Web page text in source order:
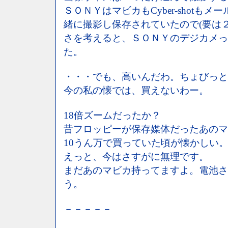
ＳＯＮＹはマビカもCyber-shotもメ
緒に撮影し保存されていたので(要は
さを考えると、ＳＯＮＹのデジカメ
た。
・・・でも、高いんだわ。ちょびっ
今の私の懐では、買えないわー。
18倍ズームだったか？
昔フロッピーが保存媒体だったあの
10うん万で買っていた頃が懐かしい。
えっと、今はさすがに無理です。
まだあのマビカ持ってますよ。電池
う。
－－－－－